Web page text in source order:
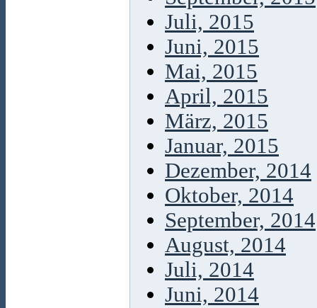
Juli, 2015
Juni, 2015
Mai, 2015
April, 2015
März, 2015
Januar, 2015
Dezember, 2014
Oktober, 2014
September, 2014
August, 2014
Juli, 2014
Juni, 2014